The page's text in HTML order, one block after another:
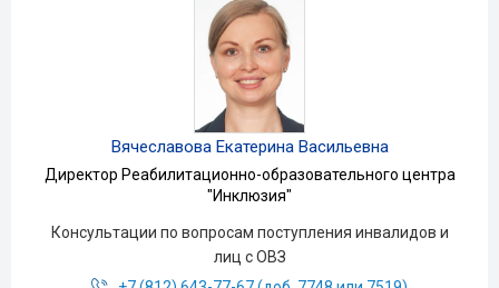
Вячеславова Екатерина Васильевна
Директор Реабилитационно-образовательного центра
"Инклюзия"
Консультации по вопросам поступления инвалидов и
лиц с ОВЗ